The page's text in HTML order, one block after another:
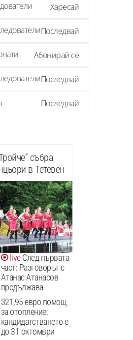
Харесай
Последвай
Абонирай се
Последвай
Последвай
събра
в Тетевен
След първата
част: Разговорът с
Атанас Атанасов
продължава
321,95 евро помощ
за отопление:
кандидатстването е
до 31 октомври